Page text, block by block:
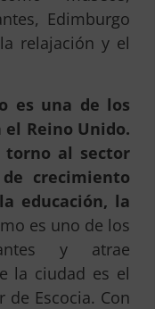
Edimburgo
relajación y el
es una de los
Reino Unido.
torno al sector
crecimiento
educación, la
es uno de los
y atrae
la ciudad es el
Escocia. Con